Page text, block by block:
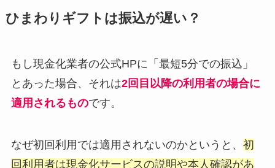
ひまわりギフトは振込が遅い？
もし現金化業者の公式HPに「最短5分での振込」
とあった場合、それは2回目以降の利用者の場合に
適用されるものです。
なぜ初回利用では適用されないのかというと、 初
回利用者は現金化サービスの説明や本人確認があ